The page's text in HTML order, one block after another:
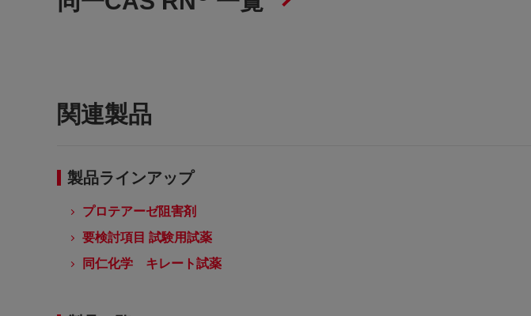
関連製品
製品ラインアップ
プロテアーゼ阻害剤
要検討項目 試験用試薬
同仁化学 キレート試薬